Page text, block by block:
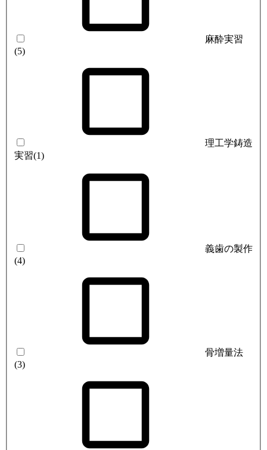
麻酔実習
(5)
理工学鋳造
実習(1)
義歯の製作
(4)
骨増量法
(3)